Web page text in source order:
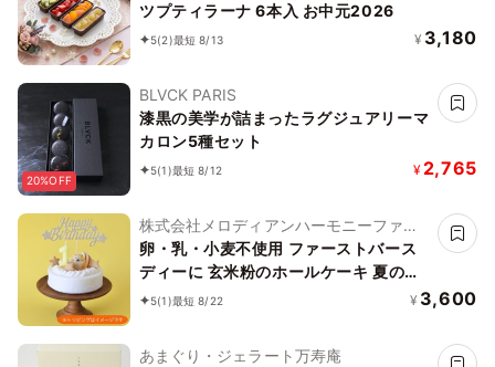
ツプティラーナ 6本入 お中元2026
5(2)最短 8/13 ¥ 3,180
20%OFF
BLVCK PARIS
漆黒の美学が詰まったラグジュアリーマ
カロン5種セット
5(1)最短 8/12 ¥ 2,765
株式会社メロディアンハーモニーファイ
ン
卵・乳・小麦不使用 ファーストバース
ディーに 玄米粉のホールケーキ 夏の贈
り物に
5(1)最短 8/22 ¥ 3,600
あまぐり・ジェラート万寿庵